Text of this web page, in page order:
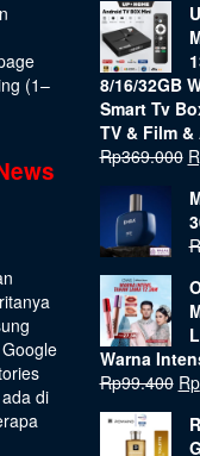
(1–
di
8/16/32GB
Smart Tv
TV & Film
Rp369.000
Warna
Rp99.400 Rp